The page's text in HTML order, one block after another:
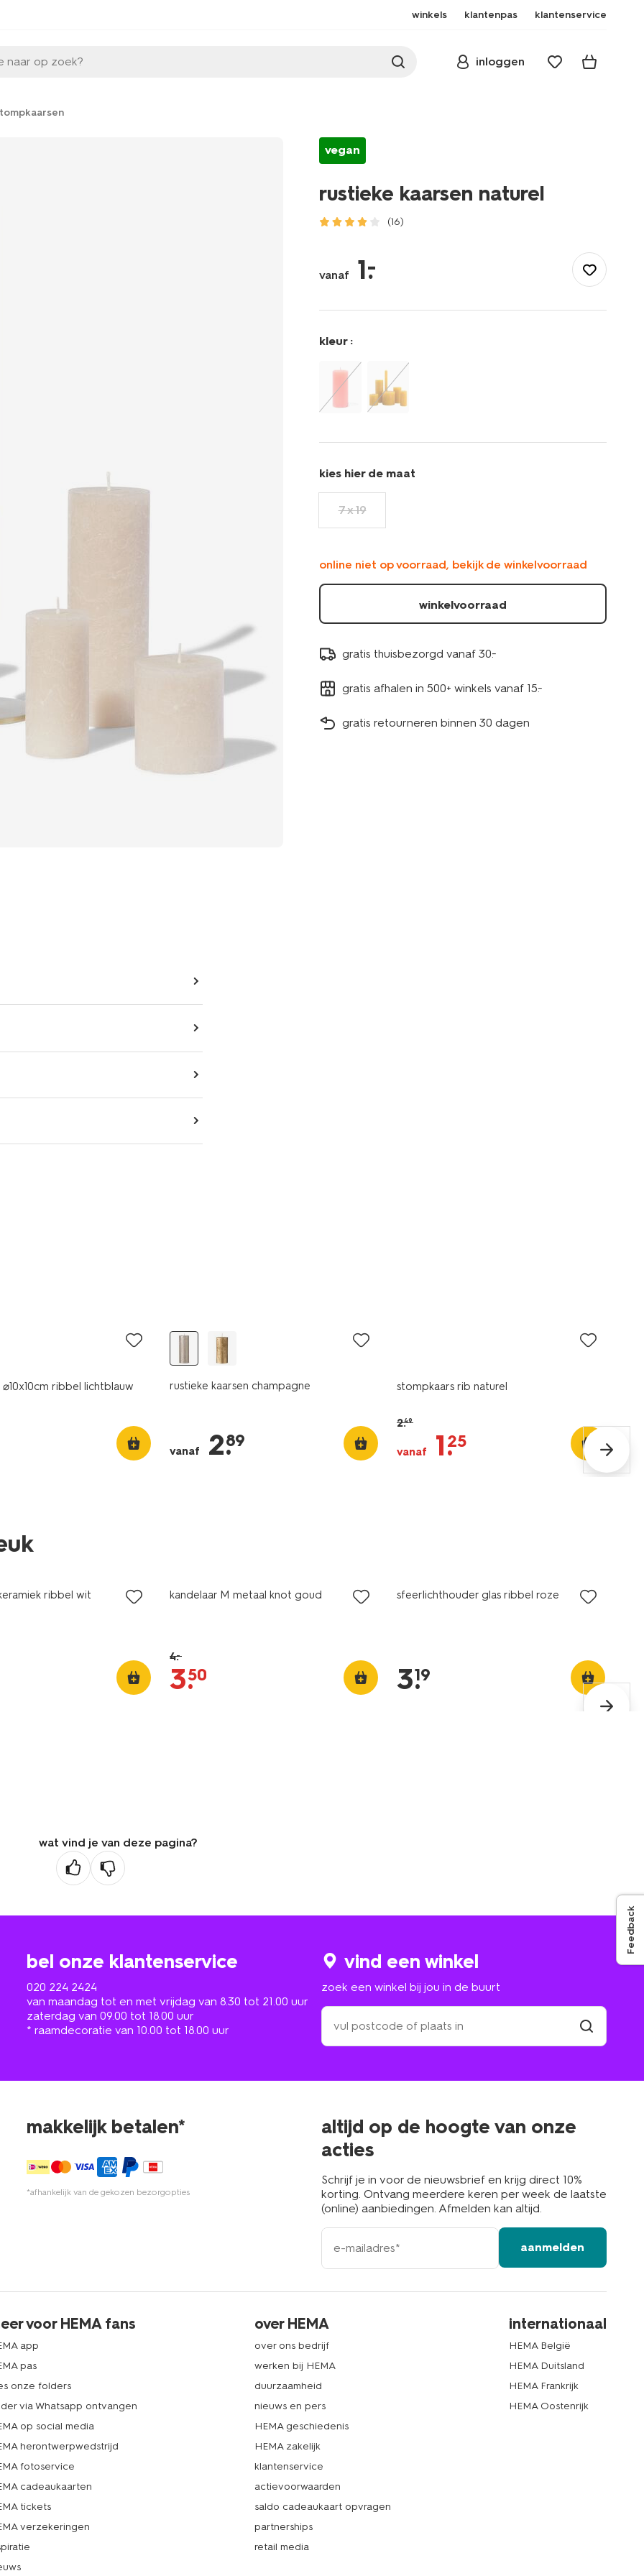
winkels klantenpas klantenservice
naar op zoek? inloggen
vegan
rustieke kaarsen naturel
(16)
kaarsen-
vanaf 1.
–
kleur :
kies hier de maat
7 x 19
online niet op voorraad, bekijk de winkelvoorraad
winkelvoorraad
gratis thuisbezorgd vanaf 30.-
gratis afhalen in 500+ winkels vanaf 15.-
gratis retourneren binnen 30 dagen
ribbel lichtblauw rustieke kaarsen champagne
vanaf 2.
89
stompkaars rib naturel
2.49
vanaf 1.
25
ribbel wit kandelaar M metaal knot goud
4.–
3.
50
sfeerlichthouder glas ribbel roze
3.
19
wat vind je van deze pagina?
bel onze klantenservice
020 224 2424
van maandag tot en met vrijdag van 8.30 tot 21.00 uur
zaterdag van 09.00 tot 18.00 uur
* raamdecoratie van 10.00 tot 18.00 uur
vind een winkel
zoek een winkel bij jou in de buurt
zoek
een
winkel
in
makkelijk betalen*
*afhankelijk van de gekozen bezorgopties
altijd op de hoogte van onze
acties
Schrijf je in voor de nieuwsbrief en krijg direct 10%
korting. Ontvang meerdere keren per week de laatste
(online) aanbiedingen. Afmelden kan altijd.
e-
mailadres
aanmelden
voor HEMA fans
app
pas
onze folders
via Whatsapp ontvangen
op social media
herontwerpwedstrijd
fotoservice
cadeaukaarten
tickets
verzekeringen
over HEMA
over ons bedrijf
werken bij HEMA
duurzaamheid
nieuws en pers
HEMA geschiedenis
HEMA zakelijk
klantenservice
actievoorwaarden
saldo cadeaukaart opvragen
partnerships
retail media
internationaal
HEMA België
HEMA Duitsland
HEMA Frankrijk
HEMA Oostenrijk
Feedback